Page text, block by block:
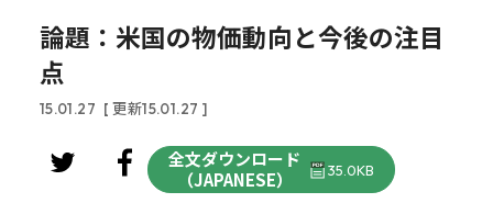
論題：米国の物価動向と今後の注目
点
15.01.27 [ 更新15.01.27 ]
全文ダウンロード
（JAPANESE）
35.0KB